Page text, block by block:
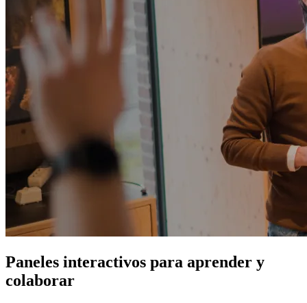
Paneles interactivos para aprender y
colaborar